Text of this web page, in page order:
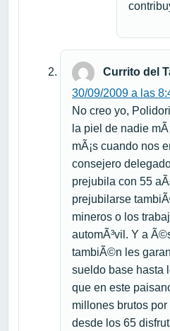
Currito del
30/09/2009 a las
No creo yo,
la piel de nadie
mÃ¡s cuando nos
consejero
prejubila con 55
prejubilarse
mineros o los
automÃ³vil. Y a
tambiÃ©n les
sueldo base hasta
que en este
millones brutos por
desde los 65